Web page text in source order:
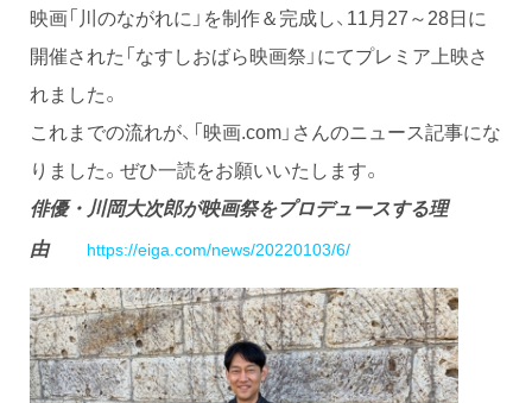
映画「川のながれに」を制作＆完成し、11月27～28日に
開催された「なすしおばら映画祭」にてプレミア上映さ
れました。
これまでの流れが、「映画.com」さんのニュース記事にな
りました。ぜひ一読をお願いいたします。
俳優・川岡大次郎が映画祭をプロデュースする理
由
https://eiga.com/news/20220103/6/